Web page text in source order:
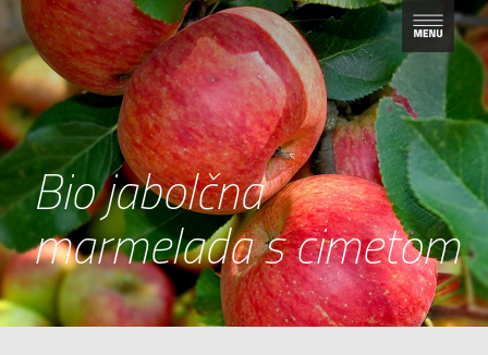
Bio jabolčna
marmelada s cimetom